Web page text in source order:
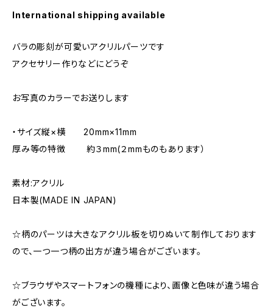
International shipping available
バラの彫刻が可愛いアクリルパーツです
アクセサリー作りなどにどうぞ
お写真のカラーでお送りします
・サイズ縦×横 20mm×11mm
厚み等の特徴 約３mm(２mmものもあります）
素材:アクリル
日本製(MADE IN JAPAN)
☆柄のパーツは大きなアクリル板を切りぬいて制作しております
ので、一つ一つ柄の出方が違う場合がございます。
☆ブラウザやスマートフォンの機種により、画像と色味が違う場合
がございます。